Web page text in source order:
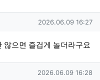
작성일
2026.06.09 16:27
않으면 즐겁게 놀더라구요
작성일
2026.06.09 16:28